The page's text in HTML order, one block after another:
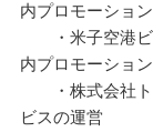
内プロモーション
・米子空港ビ
内プロモーション
・株式会社ト
ビスの運営